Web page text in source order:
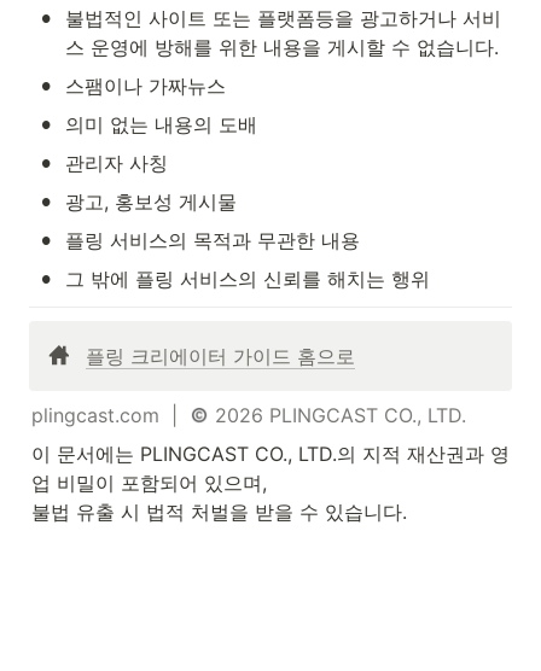
•
불법적인 사이트 또는 플랫폼등을 광고하거나 서비
스 운영에 방해를 위한 내용을 게시할 수 없습니다.
• 스팸이나 가짜뉴스
• 의미 없는 내용의 도배
• 관리자 사칭
• 광고, 홍보성 게시물
• 플링 서비스의 목적과 무관한 내용
• 그 밖에 플링 서비스의 신뢰를 해치는 행위
플링 크리에이터 가이드 홈으로
plingcast.com  |
2026 PLINGCAST CO., LTD.
이 문서에는 PLINGCAST CO., LTD.의 지적 재산권과 영
업 비밀이 포함되어 있으며,
불법 유출 시 법적 처벌을 받을 수 있습니다.